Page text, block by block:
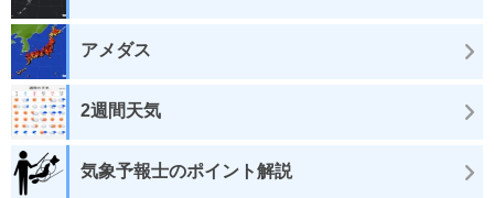
アメダス
2週間天気
気象予報士のポイント解説